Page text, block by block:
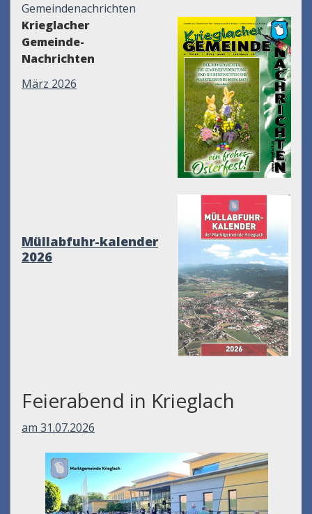
Gemeindenachrichten
Krieglacher
Gemeinde-
Nachrichten
März 2026
Müllabfuhr-kalender
2026
Feierabend in Krieglach
am 31.07.2026